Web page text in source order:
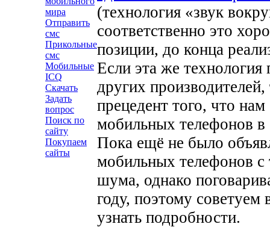
мира
Отправить
смс
Прикольные
смс
Мобильные
ICQ
Скачать
Задать
вопрос
Поиск по
сайту
Покупаем
сайты
(технология «звук
соответственно это
позиции, до конца
Если эта же технология
других
прецедент того, что
мобильных телефонов
Пока ещё не было
мобильных телефонов с
шума, однако
году, поэтому
узнать подробности.